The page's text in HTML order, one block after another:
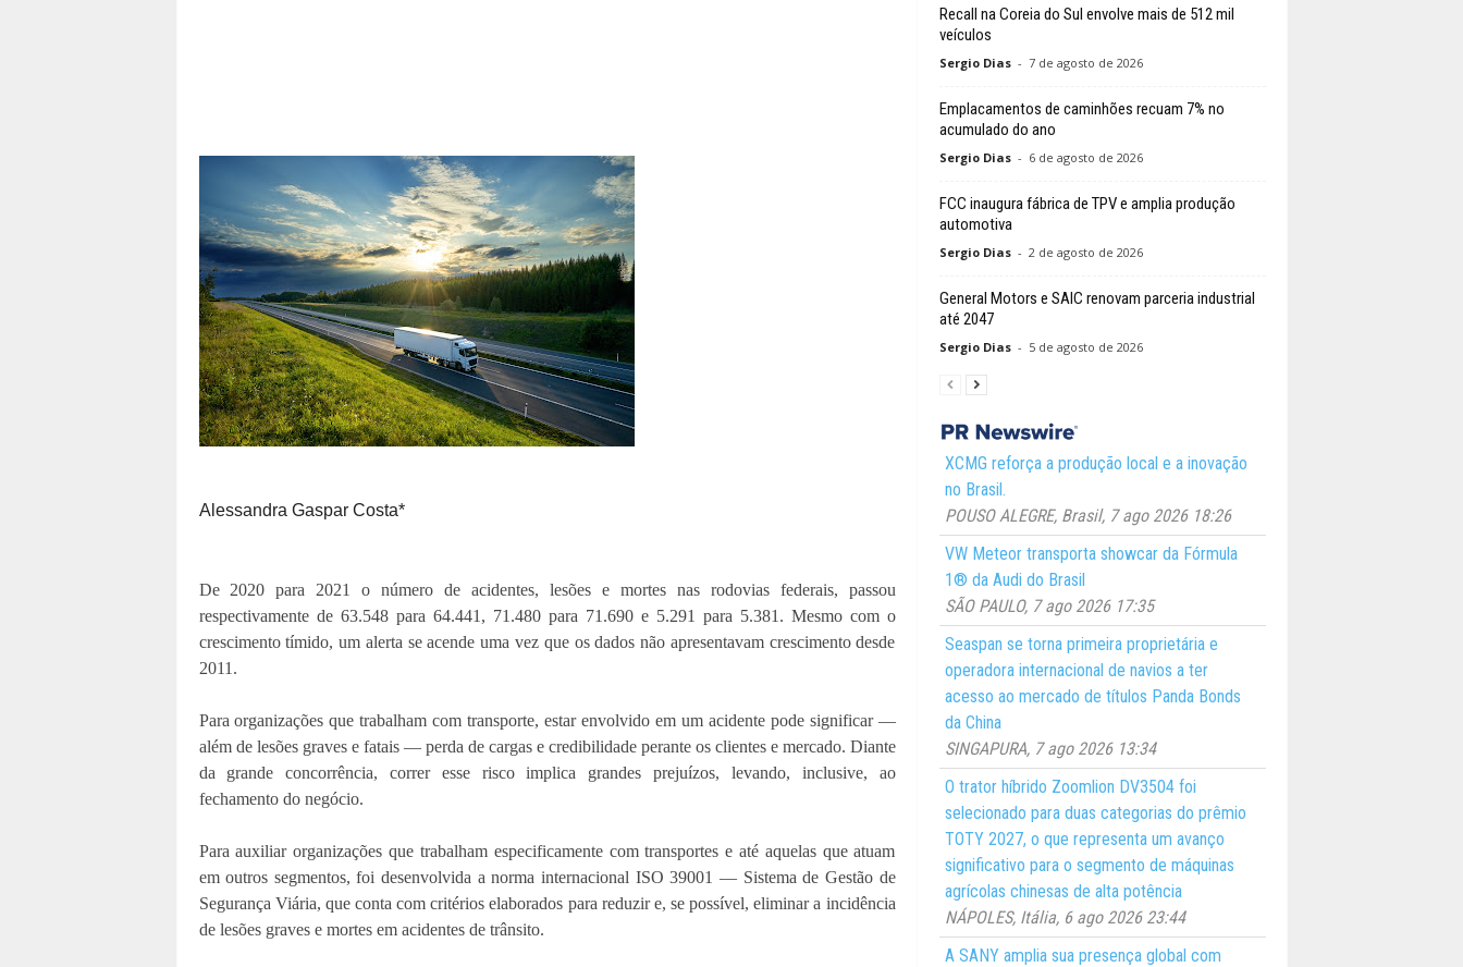
Alessandra Gaspar Costa*
De 2020 para 2021 o número de acidentes, lesões e mortes nas rodovias federais, passou
respectivamente de 63.548 para 64.441, 71.480 para 71.690 e 5.291 para 5.381. Mesmo com o
crescimento tímido, um alerta se acende uma vez que os dados não apresentavam crescimento desde
2011.
Para organizações que trabalham com transporte, estar envolvido em um acidente pode significar —
além de lesões graves e fatais — perda de cargas e credibilidade perante os clientes e mercado. Diante
da grande concorrência, correr esse risco implica grandes prejuízos, levando, inclusive, ao
fechamento do negócio.
Para auxiliar organizações que trabalham especificamente com transportes e até aquelas que atuam
em outros segmentos, foi desenvolvida a norma internacional ISO 39001 — Sistema de Gestão de
Segurança Viária, que conta com critérios elaborados para reduzir e, se possível, eliminar a incidência
de lesões graves e mortes em acidentes de trânsito.
Recall na Coreia do Sul envolve mais de 512 mil
veículos
Sergio Dias - 7 de agosto de 2026
Emplacamentos de caminhões recuam 7% no
acumulado do ano
Sergio Dias - 6 de agosto de 2026
FCC inaugura fábrica de TPV e amplia produção
automotiva
Sergio Dias - 2 de agosto de 2026
General Motors e SAIC renovam parceria industrial
até 2047
Sergio Dias - 5 de agosto de 2026
XCMG reforça a produção local e a inovação
no Brasil.
POUSO ALEGRE, Brasil, 7 ago 2026 18:26
VW Meteor transporta showcar da Fórmula
1® da Audi do Brasil
SÃO PAULO, 7 ago 2026 17:35
Seaspan se torna primeira proprietária e
operadora internacional de navios a ter
acesso ao mercado de títulos Panda Bonds
da China
SINGAPURA, 7 ago 2026 13:34
O trator híbrido Zoomlion DV3504 foi
selecionado para duas categorias do prêmio
TOTY 2027, o que representa um avanço
significativo para o segmento de máquinas
agrícolas chinesas de alta potência
NÁPOLES, Itália, 6 ago 2026 23:44
A SANY amplia sua presença global com